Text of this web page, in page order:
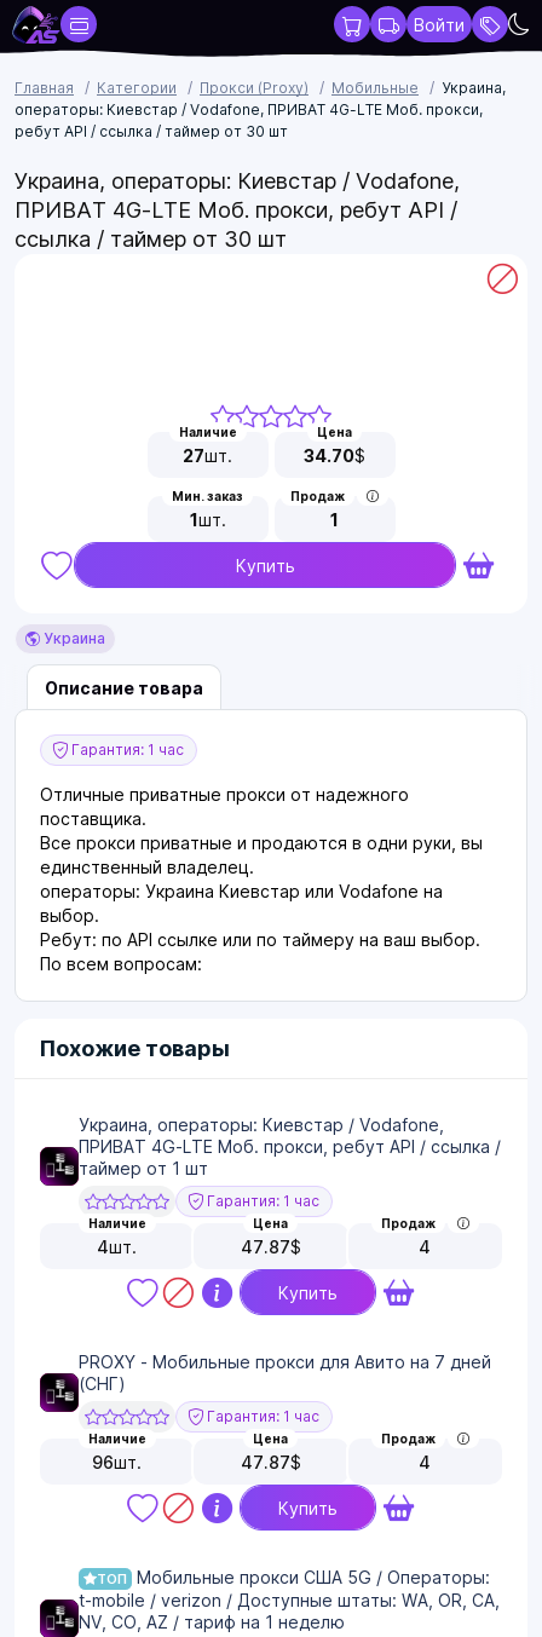
Войти
Главная Категории Прокси (Proxy) Мобильные
Украина,
операторы: Киевстар / Vodafone, ПРИВАТ 4G-LTE Моб. прокси,
ребут API / ссылка / таймер от 30 шт
Украина, операторы: Киевстар / Vodafone,
ПРИВАТ 4G-LTE Моб. прокси, ребут API /
ссылка / таймер от 30 шт
Наличие
27шт.
Цена
34.70$
Мин. заказ
1шт.
Продаж
1
Купить
Украина
Описание товара
Гарантия: 1 час
Отличные приватные прокси от надежного
поставщика.
Все прокси приватные и продаются в одни руки, вы
единственный владелец.
операторы: Украина Киевстар или Vodafone на
выбор.
Ребут: по API ссылке или по таймеру на ваш выбор.
По всем вопросам:
Похожие товары
Украина, операторы: Киевстар / Vodafone,
ПРИВАТ 4G-LTE Моб. прокси, ребут API / ссылка /
таймер от 1 шт
Гарантия: 1 час
Наличие
4шт.
Цена
47.87$
Продаж
4
Купить
PROXY - Мобильные прокси для Авито на 7 дней
(СНГ)
Гарантия: 1 час
Наличие
96шт.
Цена
47.87$
Продаж
4
Купить
ТОП
Мобильные прокси США 5G / Операторы:
t-mobile / verizon / Доступные штаты: WA, OR, CA,
NV, CO, AZ / тариф на 1 неделю